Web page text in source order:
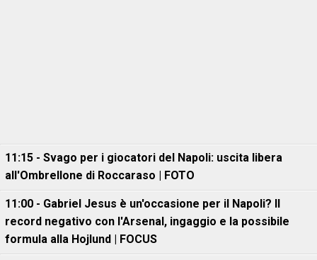
11:15 - Svago per i giocatori del Napoli: uscita libera
all'Ombrellone di Roccaraso | FOTO
11:00 - Gabriel Jesus è un'occasione per il Napoli? Il
record negativo con l'Arsenal, ingaggio e la possibile
formula alla Hojlund | FOCUS